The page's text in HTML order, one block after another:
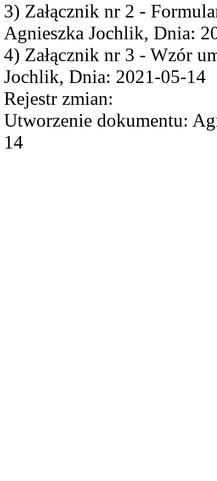
3) Załącznik nr 2 -
Agnieszka Jochlik, Dnia:
4) Załącznik nr 3 - Wzór
Jochlik, Dnia: 2021-05-14
Rejestr zmian:
Utworzenie dokumentu:
14